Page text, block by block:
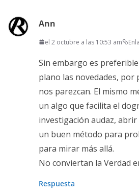
Ann
el 2 octubre a las 10:53 am
Sin embargo es
plano las novedades, por
nos parezcan. El mismo
un algo que facilita el
investigación audaz, abrir
un buen método para
para mirar más allá.
No conviertan la Verdad
Respuesta